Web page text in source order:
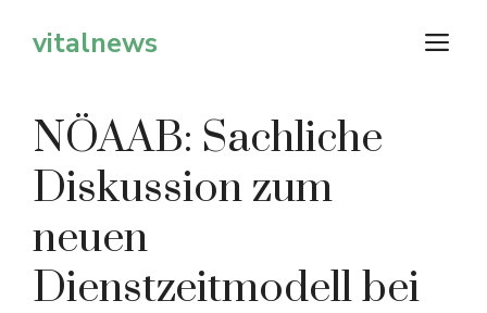
Inhaltvitalnews
NÖAAB: Sachliche
Diskussion zum
neuen
Dienstzeitmodell bei